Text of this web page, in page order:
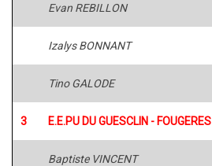
Evan REBILLON
Izalys BONNANT
Tino GALODE
3 E.E.PU DU GUESCLIN - FOUGERES
Baptiste VINCENT